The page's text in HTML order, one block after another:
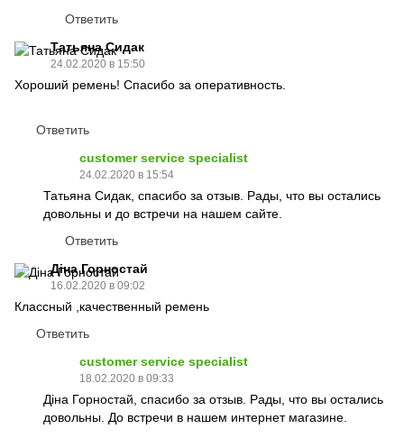
Ответить
Татьяна Сидак
24.02.2020 в 15:50
Хороший ремень! Спасибо за оперативность.
Ответить
customer service specialist
24.02.2020 в 15:54
Татьяна Сидак, спасибо за отзыв. Рады, что вы остались
довольны и до встречи на нашем сайте.
Ответить
Діна Горностай
16.02.2020 в 09:02
Классный ,качественный ремень
Ответить
customer service specialist
18.02.2020 в 09:33
Діна Горностай, спасибо за отзыв. Рады, что вы остались
довольны. До встречи в нашем интернет магазине.